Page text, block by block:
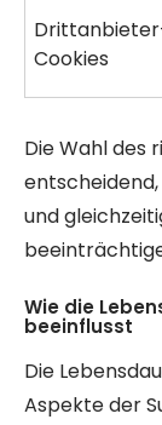
Cookies
Die Wahl des
und
Wie die
beeinflusst
Die
Aspekte der